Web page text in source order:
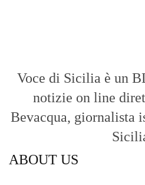
Voce di Sicilia è un
notizie on line
Bevacqua, giornalista
ABOUT US